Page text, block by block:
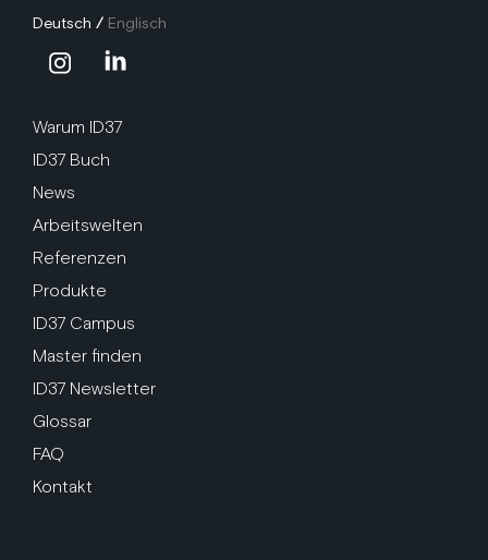
Deutsch / Englisch
Warum ID37
ID37 Buch
News
Arbeitswelten
Referenzen
Produkte
ID37 Campus
Master finden
ID37 Newsletter
Glossar
FAQ
Kontakt